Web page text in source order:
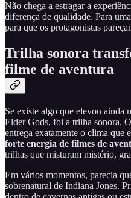
Não chega a estragar a
diferença de qualidade. Para
para que os protagonistas
Trilha sonora
filme de aventura
Se existe algo que elevou ainda
Elder Gods, foi a trilha sonora.
entrega exatamente o clima que
forte energia de filmes de
trilhas que misturam mistério,
Em vários momentos, parecia
sobrenatural de Indiana Jones.